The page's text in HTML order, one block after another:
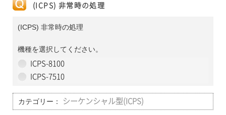
(ICPS) 非常時の処理
(ICPS) 非常時の処理
機種を選択してください。
ICPS-8100
ICPS-7510
カテゴリー： シーケンシャル型(ICPS)
Information] to customize your cookie settings on our